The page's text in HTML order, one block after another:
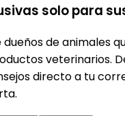
solo para
dueños de animales
veterinarios.
directo a tu